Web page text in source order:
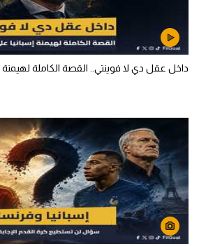
داخل عقل دي لا فوينتي.. القصة الكاملة لهيمنة